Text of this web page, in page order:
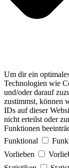
Um dir ein
Technologien wie
und/oder darauf
zustimmst, können
IDs auf dieser
nicht erteilst oder
Funktionen
Funktional
Vorlieben